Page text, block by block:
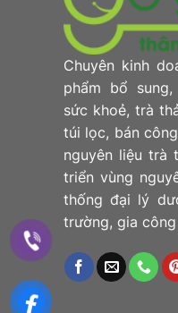
Chuyên kinh
phẩm bổ
sức khoẻ, trà
túi lọc, bán
nguyên liệu trà
triển vùng
thống đại lý
trường, gia